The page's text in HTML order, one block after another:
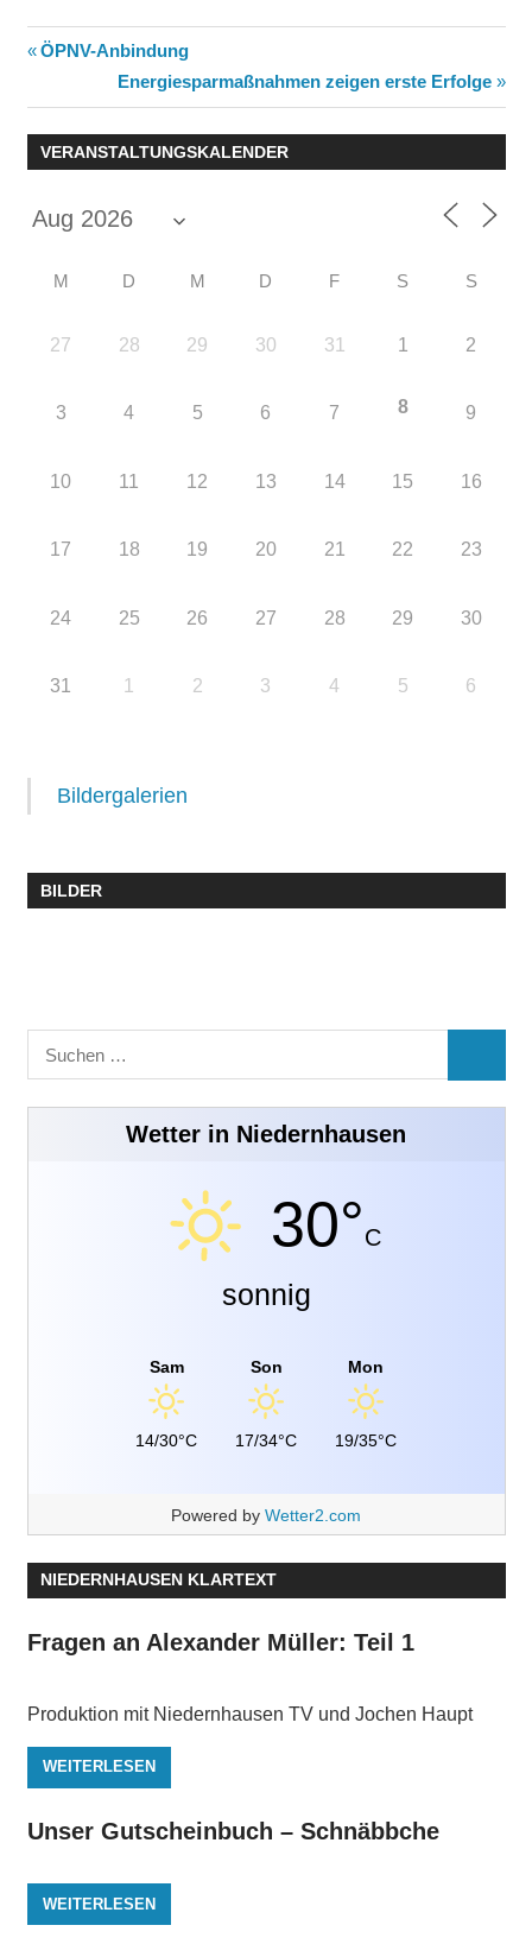
Beitragsnavigation
Vorheriger
ÖPNV-Anbindung
Nächster
Beitrag:
Energiesparmaßnahmen zeigen erste Erfolge
VERANSTALTUNGSKALENDER
M D M D F S S
27 28 29 30 31 1 2
3 4 5 6 7 8 9
10 11 12 13 14 15 16
17 18 19 20 21 22 23
24 25 26 27 28 29 30
31 1 2 3 4 5 6
Bildergalerien
BILDER
Suchen
nach:
Wetter in Niedernhausen
30°C
sonnig
Sam
14/30°C
Son
17/34°C
Mon
19/35°C
Powered by Wetter2.com
NIEDERNHAUSEN KLARTEXT
Fragen an Alexander Müller: Teil 1
Produktion mit Niedernhausen TV und Jochen Haupt
WEITERLESEN
Unser Gutscheinbuch – Schnäbbche
WEITERLESEN